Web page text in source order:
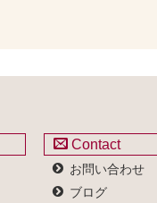
Contact
お問い合わせ
ブログ